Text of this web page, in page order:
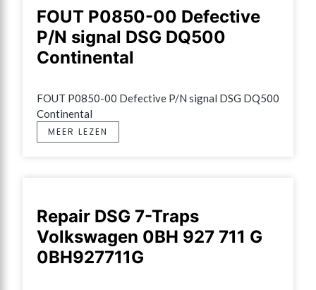
FOUT P0850-00 Defective
P/N signal DSG DQ500
Continental
FOUT P0850-00 Defective P/N signal DSG DQ500
Continental
MEER LEZEN
Repair DSG 7-Traps
Volkswagen 0BH 927 711 G
0BH927711G